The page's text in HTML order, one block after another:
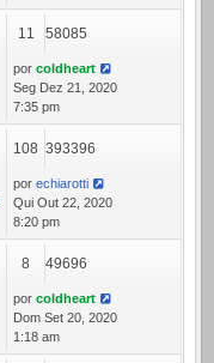
11 58085
por coldheart
Seg Dez 21, 2020
7:35 pm
108 393396
por echiarotti
Qui Out 22, 2020
8:20 pm
8 49696
por coldheart
Dom Set 20, 2020
1:18 am